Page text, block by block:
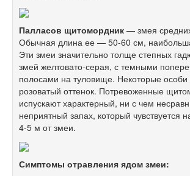
Палласов щитомордник — змея
Обычная длина ее — 50-60 см,
Эти змеи значительно толще степных
змей желтовато-серая, с темными
полосами на туловище. Некоторые
розоватый оттенок. Потревоженные
испускают характерный, ни с чем
неприятный запах, который чувствуется
4-5 м от змеи.
Симптомы отравления ядом змеи: